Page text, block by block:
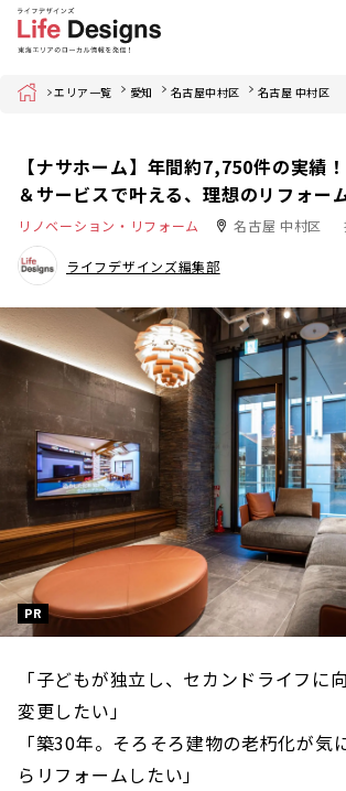
Home エリア一覧 愛知 名古屋中村区 名古屋 中村区
【ナサホーム】年間約7,750件の実績
＆サービスで叶える、理想のリフォー
リノベーション・リフォーム 名古屋 中村区
ライフデザインズ編集部
PR
「子どもが独立し、セカンドライフに
変更したい」
「築30年。そろそろ建物の老朽化が気
らリフォームしたい」